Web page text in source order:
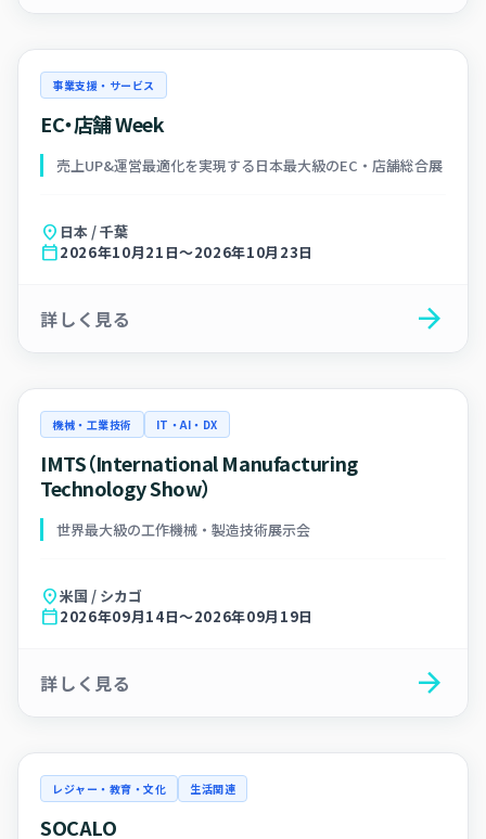
事業支援・サービス
EC・店舗 Week
売上UP&運営最適化を実現する日本最大級のEC・店舗総合展
location_on 日本 / 千葉
calendar_today2026年10月21日～2026年10月23日
詳しく見る arrow_forward
機械・工業技術 IT・AI・DX
IMTS（International Manufacturing
Technology Show）
世界最大級の工作機械・製造技術展示会
location_on米国 / シカゴ
calendar_today2026年09月14日～2026年09月19日
詳しく見る arrow_forward
レジャー・教育・文化 生活関連
SOCALO